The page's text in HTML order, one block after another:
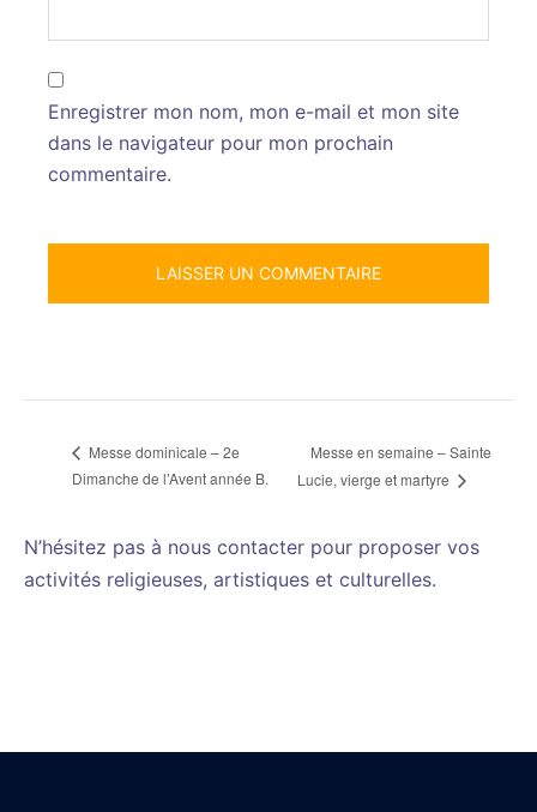
Enregistrer mon nom, mon e-mail et mon site
dans le navigateur pour mon prochain
commentaire.
Messe dominicale – 2e
Dimanche de l’Avent année B.
Messe en semaine – Sainte
Lucie, vierge et martyre
N’hésitez pas à nous contacter pour proposer vos
activités religieuses, artistiques et culturelles.